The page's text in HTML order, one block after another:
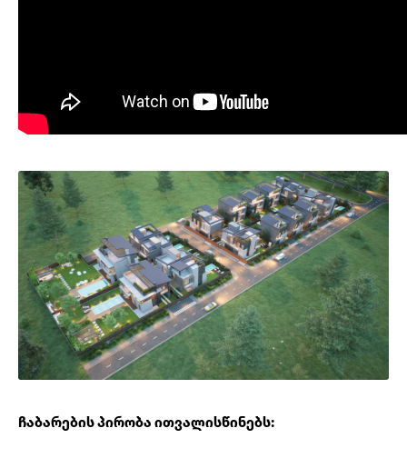
ჩაბარების პირობა ითვალისწინებს: